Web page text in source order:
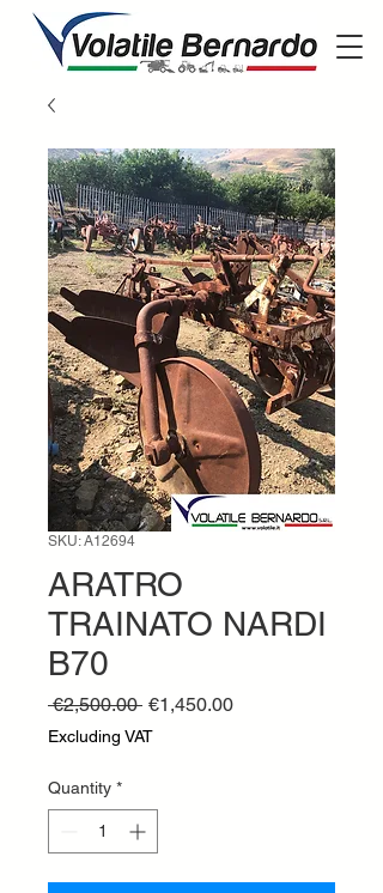
SKU: A12694
ARATRO
TRAINATO NARDI
B70
€2,500.00 Regular
Price
€1,450.00Sale
Excluding VAT
Quantity *